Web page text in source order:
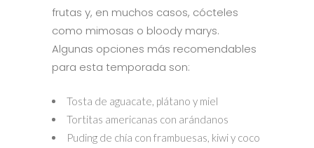
frutas y, en muchos casos, cócteles
como mimosas o bloody marys.
Algunas opciones más recomendables
para esta temporada son:
Tosta de aguacate, plátano y miel
Tortitas americanas con arándanos
Puding de chía con frambuesas, kiwi y coco